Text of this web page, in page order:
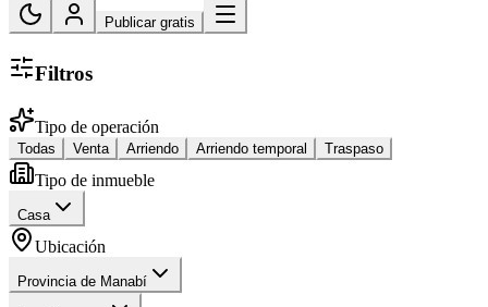
Publicar gratis
Filtros
Tipo de operación
Todas Venta Arriendo Arriendo temporal Traspaso
Tipo de inmueble
Casa
Ubicación
Provincia de Manabí